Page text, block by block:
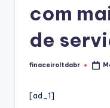
com
de
Posted
finaceiroltdabr
[ad_1]